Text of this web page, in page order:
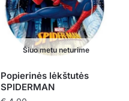
Šiuo metu neturime
Popierinės lėkštutės
SPIDERMAN